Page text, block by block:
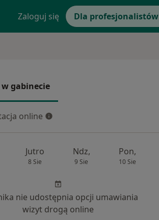
Zaloguj się Dla profesjonalistów
(27)
gabinecie
gabinecie
online
online
Jutro
8 Sie
Ndz,
9 Sie
Pon,
10 Sie
nie udostępnia opcji umawiania
wizyt drogą online